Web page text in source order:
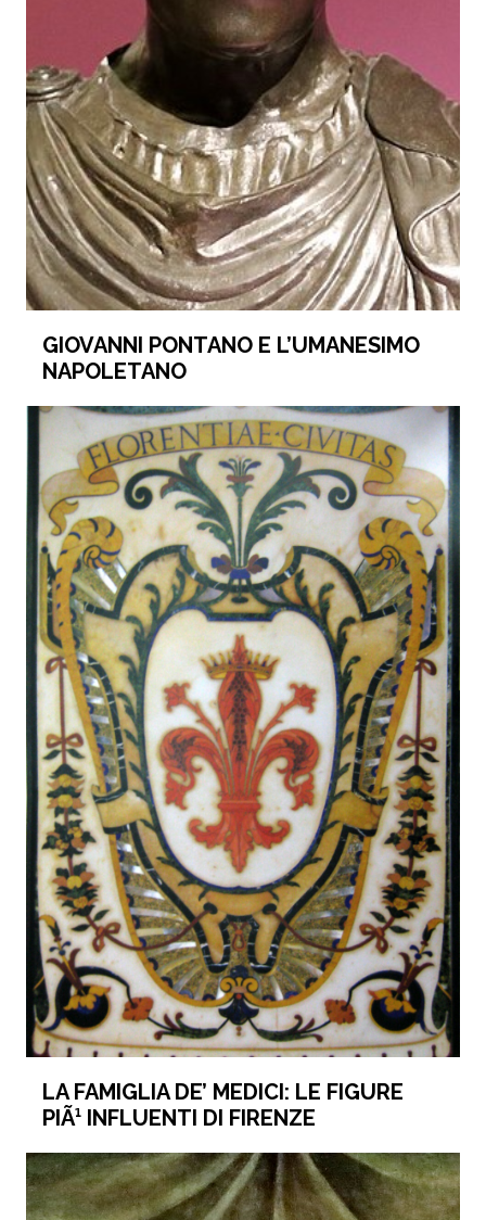
GIOVANNI PONTANO E L’UMANESIMO
NAPOLETANO
LA FAMIGLIA DE’ MEDICI: LE FIGURE
PIÃ¹ INFLUENTI DI FIRENZE